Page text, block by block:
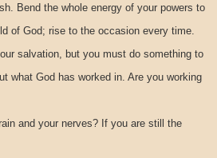
Bend the whole energy of your powers to
of God; rise to the occasion every time.
salvation, but you must do something to
what God has worked in. Are you working
and your nerves? If you are still the